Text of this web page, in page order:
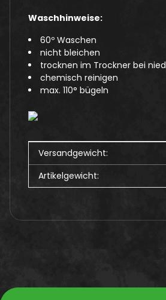
Waschhinweise:
60º Waschen
nicht bleichen
trocknen im Trockner bei
chemisch reinigen
max. 110° bügeln
Produkteigenschaft
Wert
Versandgewicht:
Artikelgewicht: